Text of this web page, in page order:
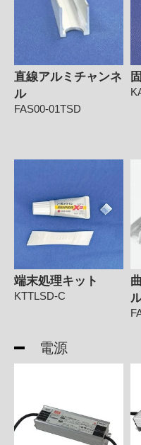
直線アルミチャンネ
ル
FAS00-01TSD
端末処理キット
KTTLSD-C
電源